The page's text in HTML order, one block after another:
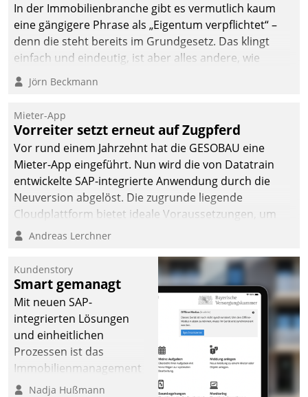
In der Immobilienbranche gibt es vermutlich kaum
eine gängigere Phrase als „Eigentum verpflichtet“ –
denn die steht bereits im Grundgesetz. Das klingt
einfach und eindeutig, ist aber alles andere, wie
Branchenbeschäftigte wissen. Denn mit der
Verantwortung folgen Verpflichtungen.
Jörn Beckmann
Mieter-App
Vorreiter setzt erneut auf Zugpferd
Vor rund einem Jahrzehnt hat die GESOBAU eine
Mieter-App eingeführt. Nun wird die von Datatrain
entwickelte SAP-integrierte Anwendung durch die
Neuversion abgelöst. Die zugrunde liegende
Cloudplattform bietet ideale Voraussetzungen, um
die Funktionalität der App zu erweitern und weitere
integrieren.
Andreas Lerchner
Kundenstory
Smart gemanagt
Mit neuen SAP-
integrierten Lösungen
und einheitlichen
Prozessen ist das
Immobilienmanagement
der Bayerischen
Nadja Hußmann